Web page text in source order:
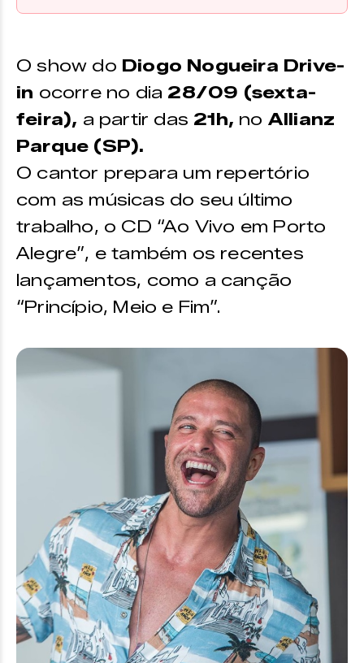
O show do Diogo Nogueira Drive-
in ocorre no dia 28/09 (sexta-
feira), a partir das 21h, no Allianz
Parque (SP).
O cantor prepara um repertório
com as músicas do seu último
trabalho, o CD “Ao Vivo em Porto
Alegre”, e também os recentes
lançamentos, como a canção
“Princípio, Meio e Fim”.